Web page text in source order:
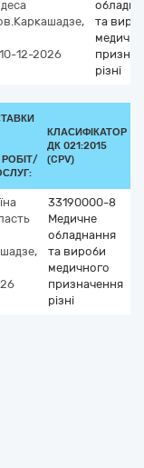
12-2026
та
різні
КЛАСИФІКАТОР
ДК 021:2015
(CPV)
33190000-8
Медичне
обладнання
та вироби
медичного
призначення
різні